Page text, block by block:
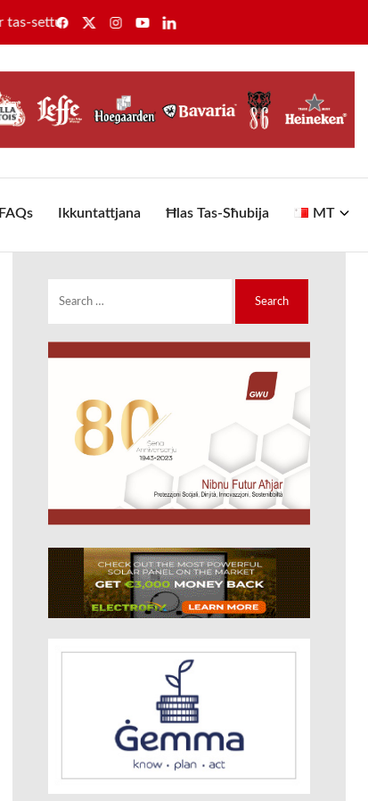
saħħa Il-GWU tikseb ir-rikonoxximent uniku
FAQs Ikkuntattjana Ħlas Tas-Sħubija MT
for: